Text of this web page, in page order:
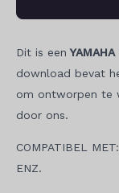
Dit is een
download bevat
om ontworpen te
door ons.
COMPATIBEL
ENZ.